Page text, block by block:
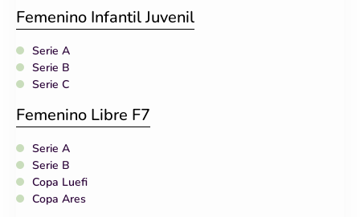
Femenino Infantil Juvenil
Serie A
Serie B
Serie C
Femenino Libre F7
Serie A
Serie B
Copa Luefi
Copa Ares